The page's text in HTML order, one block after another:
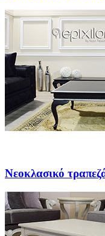
Νεοκλασικό